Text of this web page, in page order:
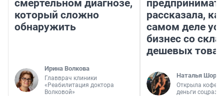
смертельном диагнозе,
который сложно
обнаружить
Ирина Волкова
Главврач клиники
«Реабилитация доктора
Волковой»
рассказала,
самом деле
бизнес со
дешевых
Наталья
Открыла
деньги